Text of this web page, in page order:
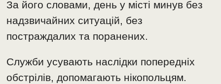
За його словами, день у місті минув без
надзвичайних ситуацій, без
постраждалих та поранених.
Служби усувають наслідки попередніх
обстрілів, допомагають нікопольцям.